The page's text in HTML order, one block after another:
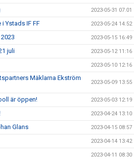
2023-05-31 07:01
Ystads IF FF 2023-05-24 14:52
2023-05-15 16:49
juli 2023-05-12 11:16
2023-05-10 12:16
Mäklarna Ekström
2023-05-09 13:55
är öppen! 2023-05-03 12:19
2023-04-24 13:10
Glans 2023-04-15 08:57
2023-04-14 13:42
2023-04-11 08:30